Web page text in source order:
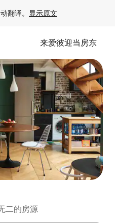
翻译。 显示原文
来爱彼迎当房东
二的房源